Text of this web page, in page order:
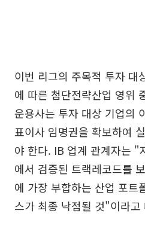
이번 리그의 주목적 투자 대
에 따른 첨단전략산업 영위
운용사는 투자 대상 기업의
표이사 임명권을 확보하여
야 한다. IB 업계 관계자는 "
에서 검증된 트랙레코드를
에 가장 부합하는 산업 포트
스가 최종 낙점될 것"이라고